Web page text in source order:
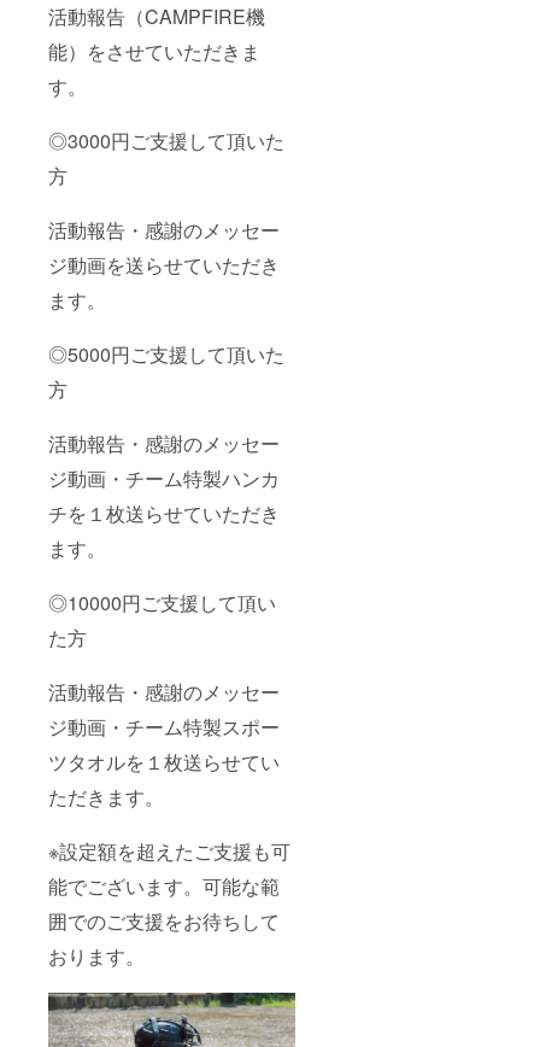
活動報告（CAMPFIRE機
能）をさせていただきま
す。
◎3000円ご支援して頂いた
方
活動報告・感謝のメッセー
ジ動画を送らせていただき
ます。
◎5000円ご支援して頂いた
方
活動報告・感謝のメッセー
ジ動画・チーム特製ハンカ
チを１枚送らせていただき
ます。
◎10000円ご支援して頂い
た方
活動報告・感謝のメッセー
ジ動画・チーム特製スポー
ツタオルを１枚送らせてい
ただきます。
※設定額を超えたご支援も可
能でございます。可能な範
囲でのご支援をお待ちして
おります。